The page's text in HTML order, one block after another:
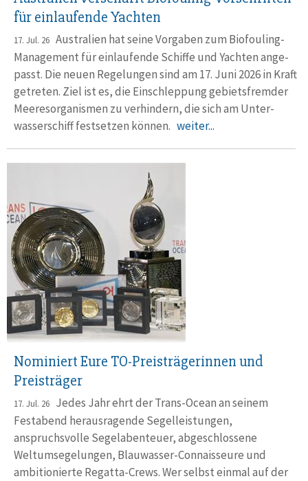
für einlaufende Yachten
17. Jul. 26 Australien hat seine Vorgaben zum Biofouling-
Manage­ment für einlau­fende Schiffe und Yachten ange­
passt. Die neuen Rege­lungen sind am 17. Juni 2026 in Kraft
getreten. Ziel ist es, die Ein­schlep­pung gebiets­fremder
Meeres­orga­nismen zu ver­hindern, die sich am Unter­
wasser­schiff fest­setzen können. weiter...
Nominiert Eure TO-Preisträgerinnen und
Preisträger
17. Jul. 26 Jedes Jahr ehrt der Trans-Ocean an seinem
Festabend herausragende Segelleistungen,
anspruchsvolle Segelabenteuer, abgeschlossene
Weltumsegelungen, Blauwasser-Connaisseure und
ambitionierte Regatta-Crews. Wer selbst einmal auf der